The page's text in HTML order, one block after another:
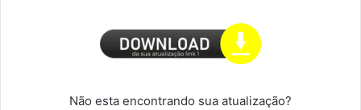
Não esta encontrando sua atualização?